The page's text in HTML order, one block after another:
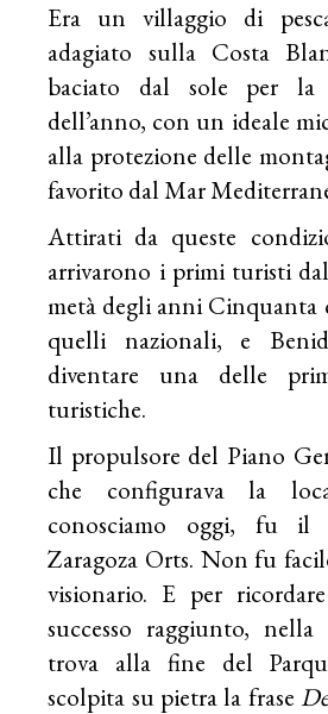
Era un villaggio di
adagiato sulla Costa
baciato dal sole per la
dell’anno, con un ideale
alla protezione delle
favorito dal Mar
Attirati da queste
arrivarono i primi turisti
metà degli anni Cinquanta
quelli nazionali, e
diventare una delle
turistiche.
Il propulsore del Piano
che configurava la
conosciamo oggi, fu il
Zaragoza Orts. Non fu
visionario. E per
successo raggiunto,
trova alla fine del
scolpita su pietra la frase